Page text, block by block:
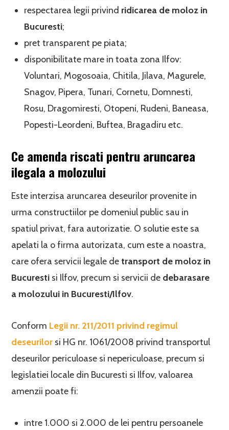
respectarea legii privind ridicarea de moloz in
Bucuresti;
pret transparent pe piata;
disponibilitate mare in toata zona Ilfov:
Voluntari, Mogosoaia, Chitila, Jilava, Magurele,
Snagov, Pipera, Tunari, Cornetu, Domnesti,
Rosu, Dragomiresti, Otopeni, Rudeni, Baneasa,
Popesti-Leordeni, Buftea, Bragadiru etc.
Ce amenda riscati pentru aruncarea
ilegala a molozului
Este interzisa aruncarea deseurilor provenite in
urma constructiilor pe domeniul public sau in
spatiul privat, fara autorizatie. O solutie este sa
apelati la o firma autorizata, cum este a noastra,
care ofera servicii legale detransport de moloz in
Bucuresti si Ilfov, precum si servicii de debarasare
a molozului in Bucuresti/Ilfov.
Conform Legii nr. 211/2011 privind regimul
deseurilor si HG nr. 1061/2008 privind transportul
deseurilor periculoase si nepericuloase, precum si
legislatiei locale din Bucuresti si Ilfov, valoarea
amenzii poate fi:
intre 1.000 si 2.000 de lei pentru persoanele